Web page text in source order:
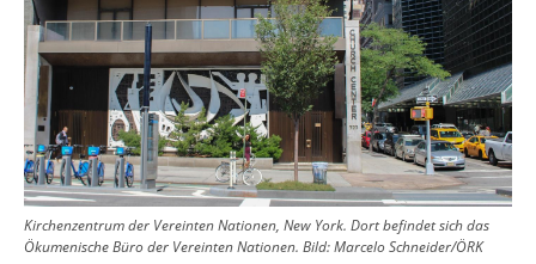
Kirchenzentrum der Vereinten Nationen, New York. Dort befindet sich das
Ökumenische Büro der Vereinten Nationen. Bild: Marcelo Schneider/ÖRK